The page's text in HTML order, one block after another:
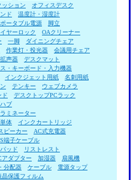
ッション
オフィスデスク
ド
温度計・湿度計
ータブル電源
脚立
ヤーロック
OAクリーナー
一脚
ダイニングチェア
作業灯・投光器
会議用チェア
声器
デスクマット
・キーボード・入力機器
インクジェット用紙
名刺用紙
テンキー
ウェブカメラ
ド
デスクトップPCラック
ブ
ラミネーター
体
インクカートリッジ
ピーカー
AC式充電器
S端子ケーブル
ッド
リストレスト
アダプター 加湿器
扇風機
分配器 ケーブル
電源タップ
晶保護フィルム